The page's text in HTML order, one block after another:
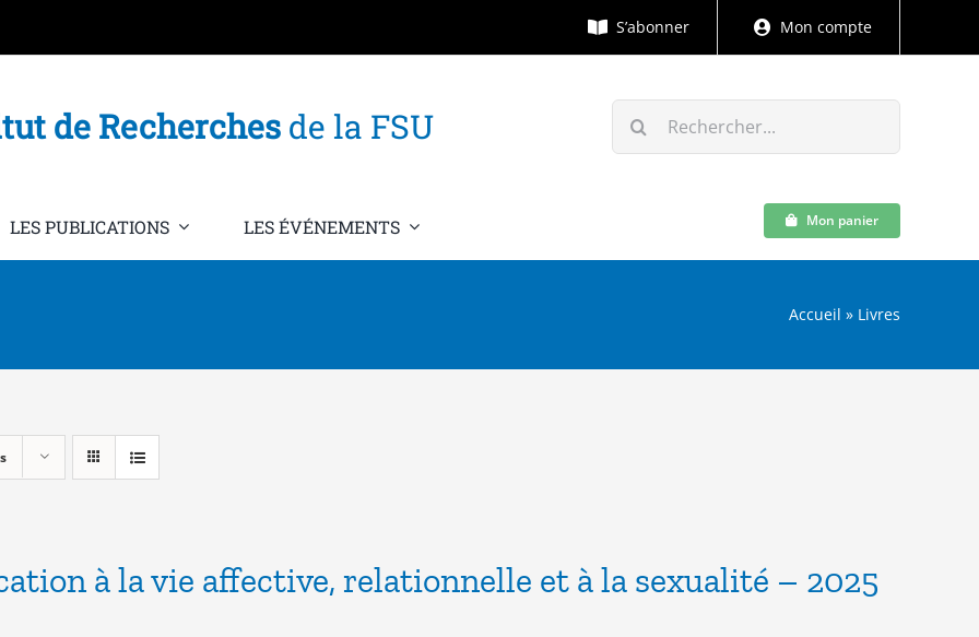
S’abonner Mon compte
de Recherchesde la FSU Rechercher:
LES PUBLICATIONS LES ÉVÉNEMENTS Mon panier
Accueil » Livres
à la vie affective, relationnelle et à la sexualité – 2025